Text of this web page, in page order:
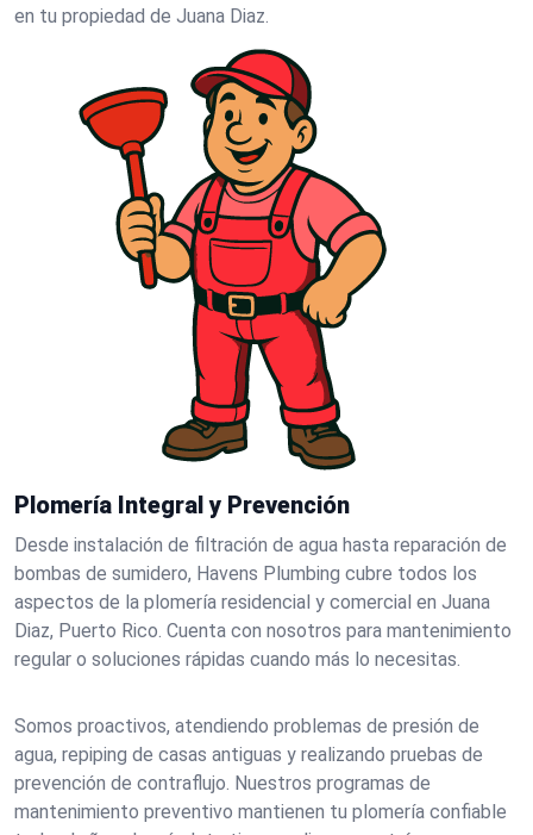
en tu propiedad de Juana Diaz.
Plomería Integral y Prevención
Desde instalación de filtración de agua hasta reparación de
bombas de sumidero, Havens Plumbing cubre todos los
aspectos de la plomería residencial y comercial en Juana
Diaz, Puerto Rico. Cuenta con nosotros para mantenimiento
regular o soluciones rápidas cuando más lo necesitas.
Somos proactivos, atendiendo problemas de presión de
agua, repiping de casas antiguas y realizando pruebas de
prevención de contraflujo. Nuestros programas de
mantenimiento preventivo mantienen tu plomería confiable